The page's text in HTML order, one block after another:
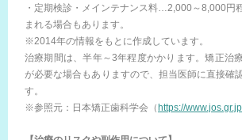
・定期検診・メインテナンス料…2,000～8,000円
まれる場合もあります。
※2014年の情報をもとに作成しています。
治療期間は、半年～3年程度かかります。矯正治
が必要な場合もありますので、担当医師に直接確
す。
※参照元：日本矯正歯科学会（https://